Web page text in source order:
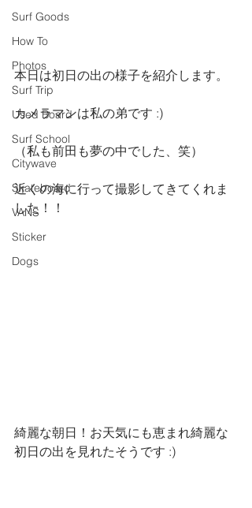
Surf Goods
How To
Photos
Surf Trip
Used Board
Surf School
Citywave
Skateboard
VANS
Sticker
Dogs
本日は初日の出の様子を紹介します。
カメラマンは私の弟です :)
（私も前田も夢の中でした、笑）
近くの海に行って撮影してきてくれま
した！！
綺麗な朝日！お天気にも恵まれ綺麗な
初日の出を見れたそうです :)